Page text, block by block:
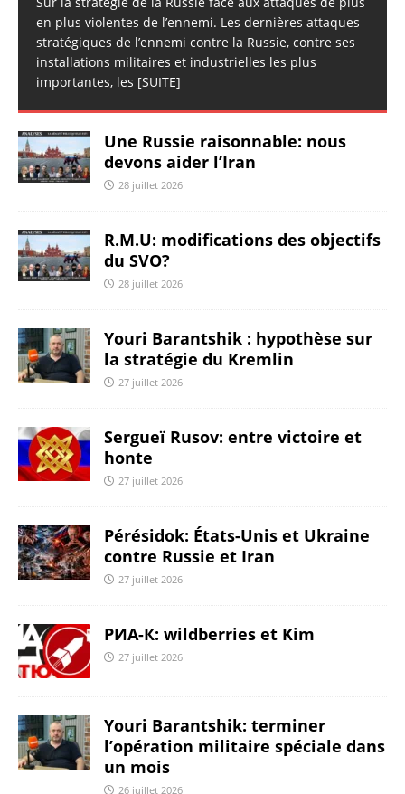
en plus violentes de l’ennemi. Les dernières attaques
stratégiques de l’ennemi contre la Russie, contre ses
installations militaires et industrielles les plus
importantes, les [SUITE]
Une Russie raisonnable: nous
devons aider l’Iran
28 juillet 2026
R.M.U: modifications des objectifs
du SVO?
28 juillet 2026
Youri Barantshik : hypothèse sur
la stratégie du Kremlin
27 juillet 2026
Sergueï Rusov: entre victoire et
honte
27 juillet 2026
Pérésidok: États-Unis et Ukraine
contre Russie et Iran
27 juillet 2026
РИА-К: wildberries et Kim
27 juillet 2026
Youri Barantshik: terminer
l’opération militaire spéciale dans
un mois
26 juillet 2026